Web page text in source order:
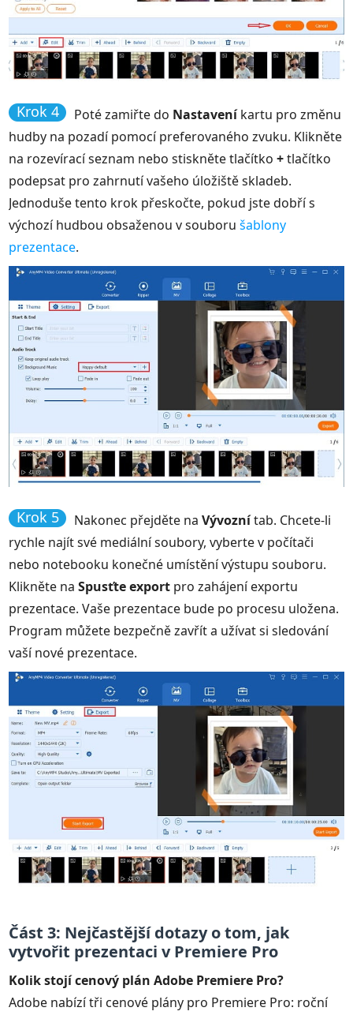
Krok 4 Poté zamiřte do Nastaveníkartu pro změnu
hudby na pozadí pomocí preferovaného zvuku. Klikněte
na rozevírací seznam nebo stiskněte tlačítko+tlačítko
podepsat pro zahrnutí vašeho úložiště skladeb.
Jednoduše tento krok přeskočte, pokud jste dobří s
výchozí hudbou obsaženou v souborušablony
prezentace.
Krok 5 Nakonec přejděte naVývoznítab. Chcete-li
rychle najít své mediální soubory, vyberte v počítači
nebo notebooku konečné umístění výstupu souboru.
Klikněte naSpusťte export pro zahájení exportu
prezentace. Vaše prezentace bude po procesu uložena.
Program můžete bezpečně zavřít a užívat si sledování
vaší nové prezentace.
Část 3: Nejčastější dotazy o tom, jak
vytvořit prezentaci v Premiere Pro
Kolik stojí cenový plán Adobe Premiere Pro?
Adobe nabízí tři cenové plány pro Premiere Pro: roční